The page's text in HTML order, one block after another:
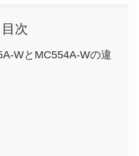
目次
WとMC554A-Wの違